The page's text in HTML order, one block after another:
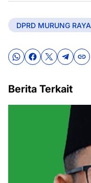
DPRD MURUNG RAYA
Berita Terkait